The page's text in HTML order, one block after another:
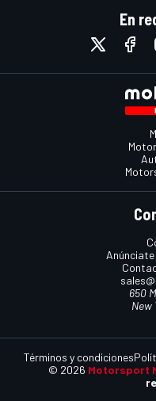
En
650
New
© 2026 Motorsport
Términos y condiciones